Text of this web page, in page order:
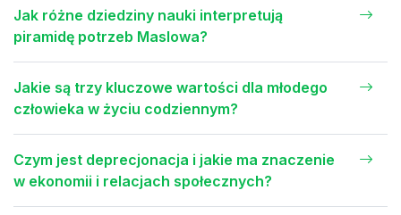
Jak różne dziedziny nauki interpretują
piramidę potrzeb Maslowa?
Jakie są trzy kluczowe wartości dla młodego
człowieka w życiu codziennym?
Czym jest deprecjonacja i jakie ma znaczenie
w ekonomii i relacjach społecznych?